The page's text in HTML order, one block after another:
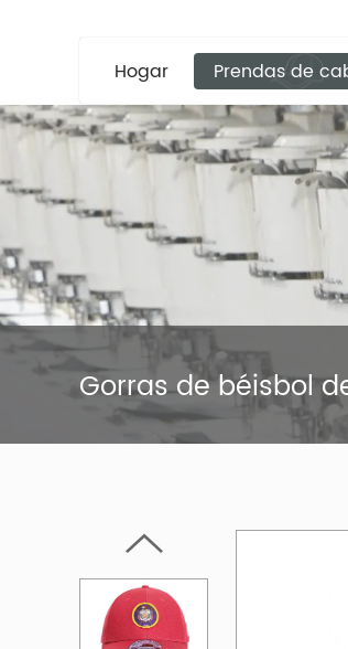
Hogar Prendas de
Gorras de béisbol